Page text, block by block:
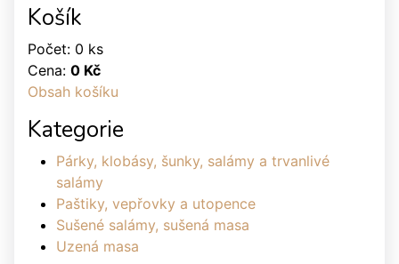
Košík
Počet: 0 ks
Cena: 0 Kč
Obsah košíku
Kategorie
Párky, klobásy, šunky, salámy a trvanlivé
salámy
Paštiky, vepřovky a utopence
Sušené salámy, sušená masa
Uzená masa